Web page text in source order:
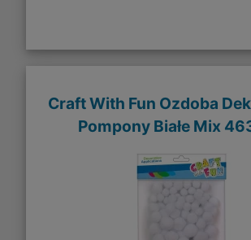
Craft With Fun Ozdoba
Pompony Białe Mix